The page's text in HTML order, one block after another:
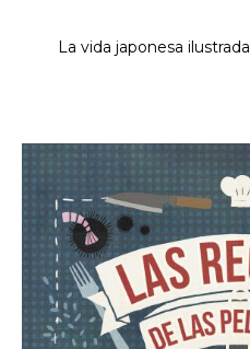
La vida japonesa ilustrada